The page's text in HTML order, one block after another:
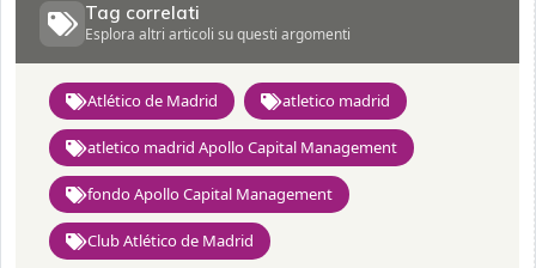
Tag correlati
Esplora altri articoli su questi argomenti
Atlético de Madrid atletico madrid
atletico madrid Apollo Capital Management
fondo Apollo Capital Management
Club Atlético de Madrid